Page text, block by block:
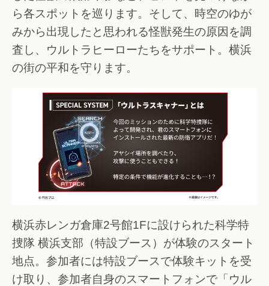
ら各スポットを巡ります。そして、時空のゆが
みから出現したと思われる怪獣発生の原因を調
査し、ウルトラヒーローたちをサポート。横浜
の街の平和を守ります。
横浜赤レンガ倉庫2号館1Fに設けられた科学特
捜隊 横浜支部（特設ブース）が体験のスタート
地点。参加者には特設ブースで体験キットを受
け取り、参加者自身のスマートフォンで「ウル